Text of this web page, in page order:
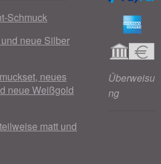
Schmuck
neue Silber
neues
neue Weißgold
matt und
Überweisu
ng